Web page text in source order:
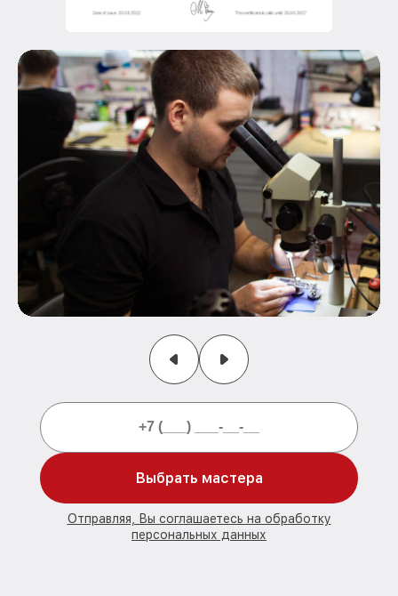
Выбрать мастера
Отправляя, Вы соглашаетесь на обработку
персональных данных